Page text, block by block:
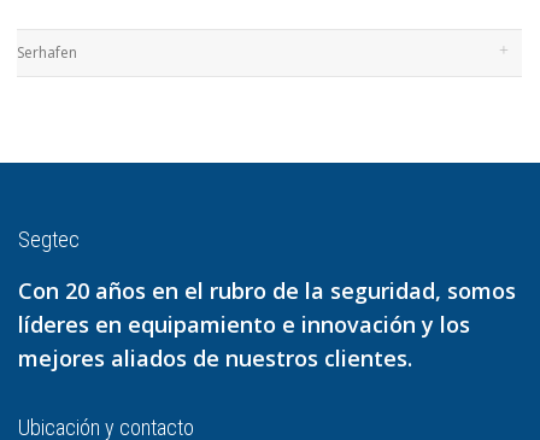
Serhafen
Segtec
Con 20 años en el rubro de la seguridad, somos
líderes en equipamiento e innovación y los
mejores aliados de nuestros clientes.
Ubicación y contacto